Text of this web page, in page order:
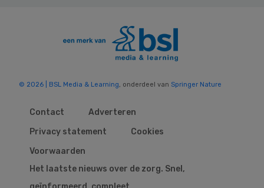
© 2026 | BSL Media & Learning, onderdeel van Springer Nature
Contact
Adverteren
Privacy statement
Cookies
Voorwaarden
Het laatste nieuws over de zorg. Snel,